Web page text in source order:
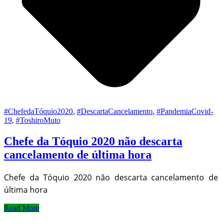
#ChefedaTóquio2020, #DescartaCancelamento, #PandemiaCovid-
19, #ToshiroMuto
Chefe da Tóquio 2020 não descarta
cancelamento de última hora
Chefe da Tóquio 2020 não descarta cancelamento de
última hora
Read More